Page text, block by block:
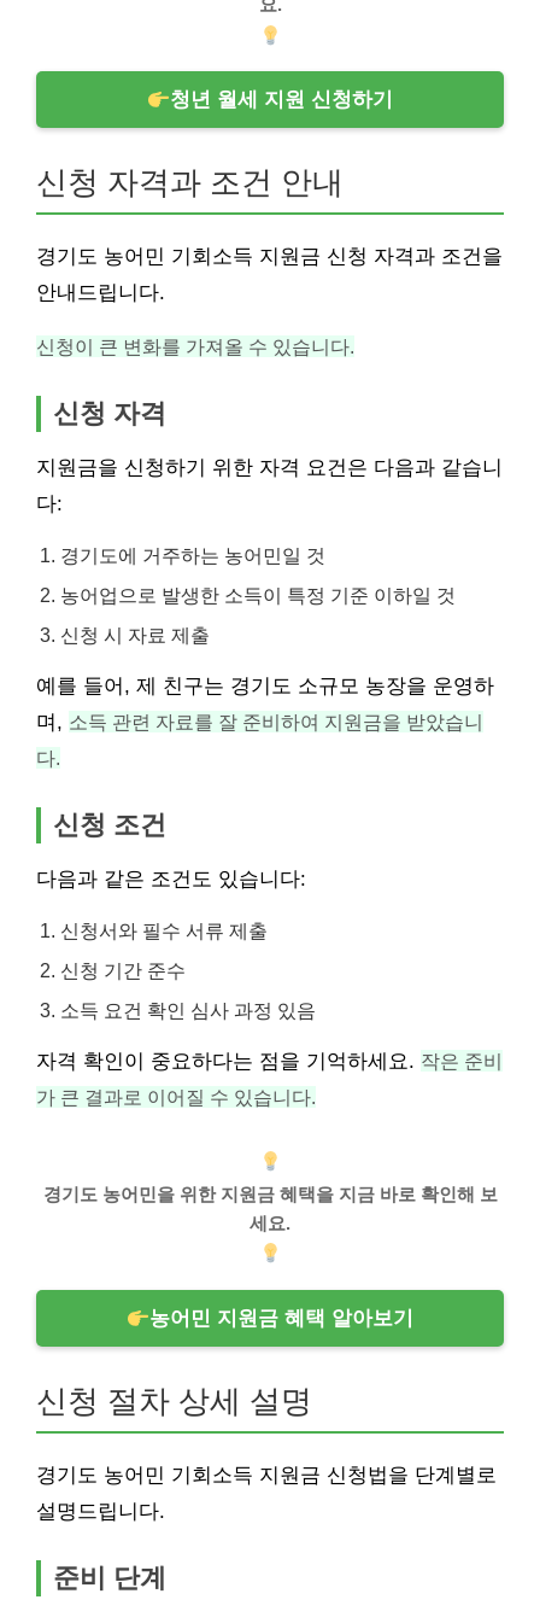
요.
청년 월세 지원 신청하기
신청 자격과 조건 안내
경기도 농어민 기회소득 지원금 신청 자격과 조건을
안내드립니다.
신청이 큰 변화를 가져올 수 있습니다.
신청 자격
지원금을 신청하기 위한 자격 요건은 다음과 같습니
다:
경기도에 거주하는 농어민일 것
농어업으로 발생한 소득이 특정 기준 이하일 것
신청 시 자료 제출
예를 들어, 제 친구는 경기도 소규모 농장을 운영하
며, 소득 관련 자료를 잘 준비하여 지원금을 받았습니
다.
신청 조건
다음과 같은 조건도 있습니다:
신청서와 필수 서류 제출
신청 기간 준수
소득 요건 확인 심사 과정 있음
자격 확인이 중요하다는 점을 기억하세요. 작은 준비
가 큰 결과로 이어질 수 있습니다.
경기도 농어민을 위한 지원금 혜택을 지금 바로 확인해 보
세요.
농어민 지원금 혜택 알아보기
신청 절차 상세 설명
경기도 농어민 기회소득 지원금 신청법을 단계별로
설명드립니다.
준비 단계